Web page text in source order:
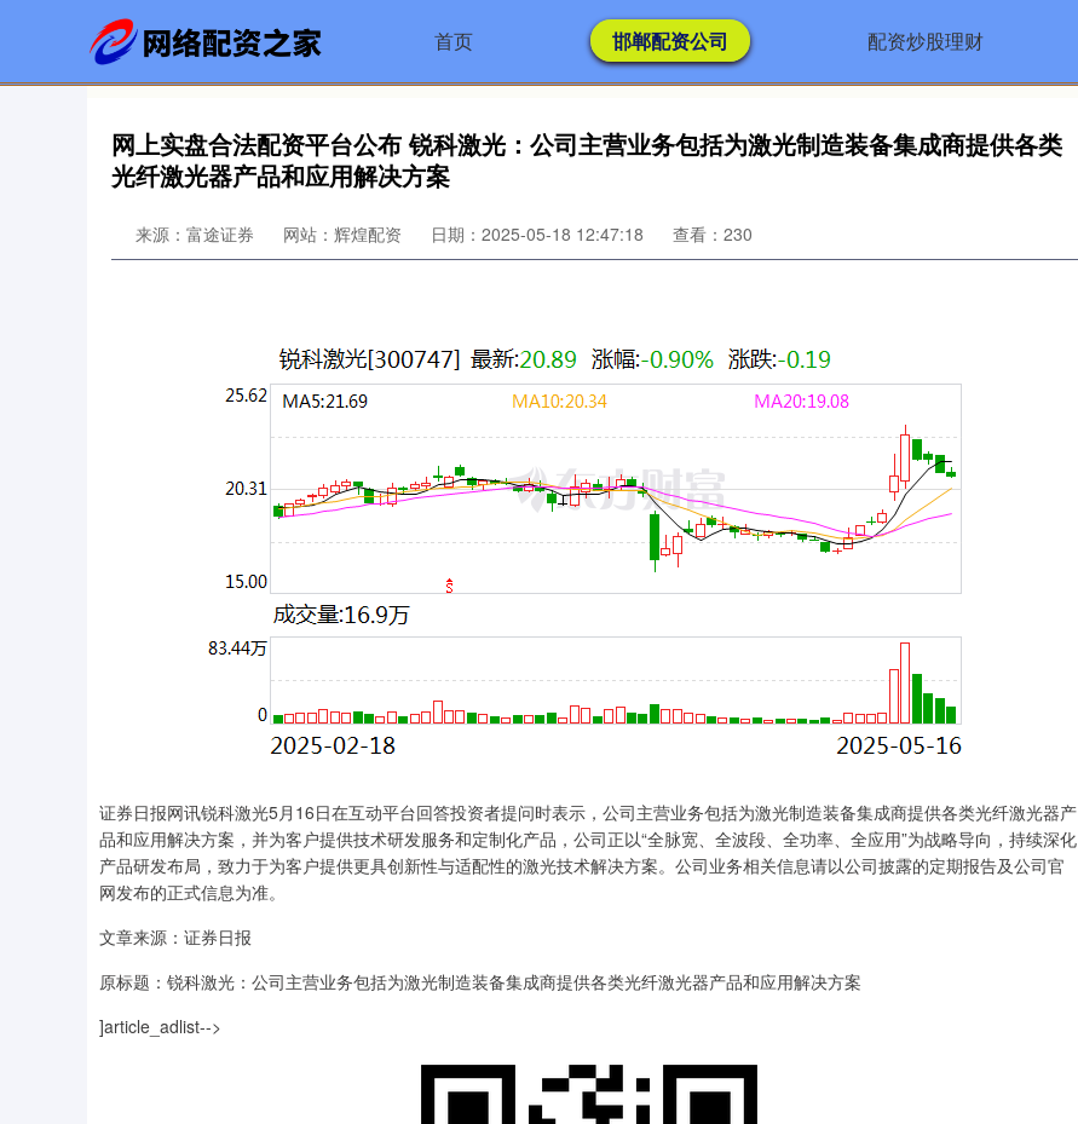
首页 邯郸配资公司 配资炒股理财
网上实盘合法配资平台公布 锐科激光：公司主营业务包括为激光制造装备集成商提供各类
光纤激光器产品和应用解决方案
来源：富途证券 网站：辉煌配资 日期：2025-05-18 12:47:18 查看：230
证券日报网讯锐科激光5月16日在互动平台回答投资者提问时表示，公司主营业务包括为激光制造装备集成商提供各类光纤激光器产
品和应用解决方案，并为客户提供技术研发服务和定制化产品，公司正以“全脉宽、全波段、全功率、全应用”为战略导向，持续深化
产品研发布局，致力于为客户提供更具创新性与适配性的激光技术解决方案。公司业务相关信息请以公司披露的定期报告及公司官
网发布的正式信息为准。
文章来源：证券日报
原标题：锐科激光：公司主营业务包括为激光制造装备集成商提供各类光纤激光器产品和应用解决方案
]article_adlist-->